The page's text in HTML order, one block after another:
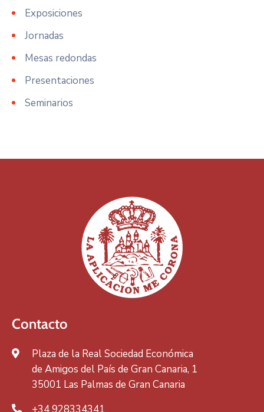
Exposiciones
Jornadas
Mesas redondas
Presentaciones
Seminarios
Contacto
Plaza de la Real Sociedad Económica
de Amigos del País de Gran Canaria, 1
35001 Las Palmas de Gran Canaria